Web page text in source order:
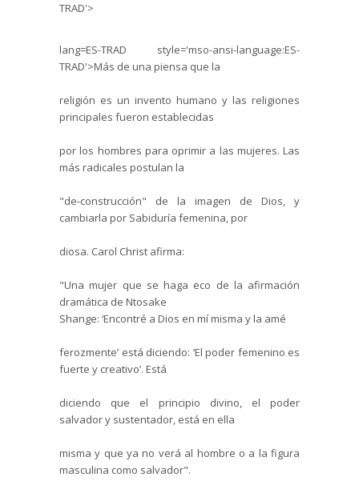
TRAD'>
lang=ES-TRAD style='mso-ansi-language:ES-
TRAD'>Más de una piensa que la
religión es un invento humano y las religiones
principales fueron establecidas
por los hombres para oprimir a las mujeres. Las
más radicales postulan la
"de-construcción" de la imagen de Dios, y
cambiarla por Sabiduría femenina, por
diosa. Carol Christ afirma:
"Una mujer que se haga eco de la afirmación
dramática de Ntosake
Shange: ‘Encontré a Dios en mí misma y la amé
ferozmente’ está diciendo: ‘El poder femenino es
fuerte y creativo’. Está
diciendo que el principio divino, el poder
salvador y sustentador, está en ella
misma y que ya no verá al hombre o a la figura
masculina como salvador".